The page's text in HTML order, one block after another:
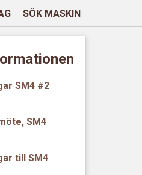
SÖK MASKIN
SM4 #2
SM4
till SM4